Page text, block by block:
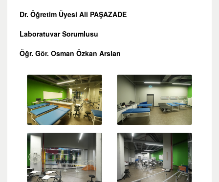
Dr. Öğretim Üyesi Ali PAŞAZADE
Laboratuvar Sorumlusu
Öğr. Gör. Osman Özkan Arslan